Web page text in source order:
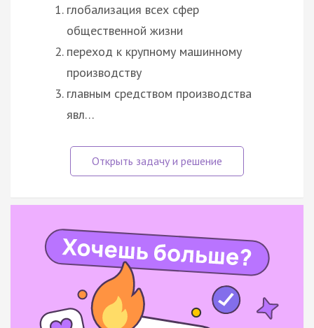
глобализация всех сфер
общественной жизни
переход к крупному машинному
производству
главным средством производства
явл…